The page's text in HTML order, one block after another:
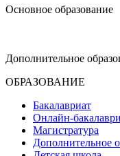
Основное образование
Дополнительное
ОБРАЗОВАНИЕ
Бакалавриат
Онлайн-
Магистратура
Дополнительное